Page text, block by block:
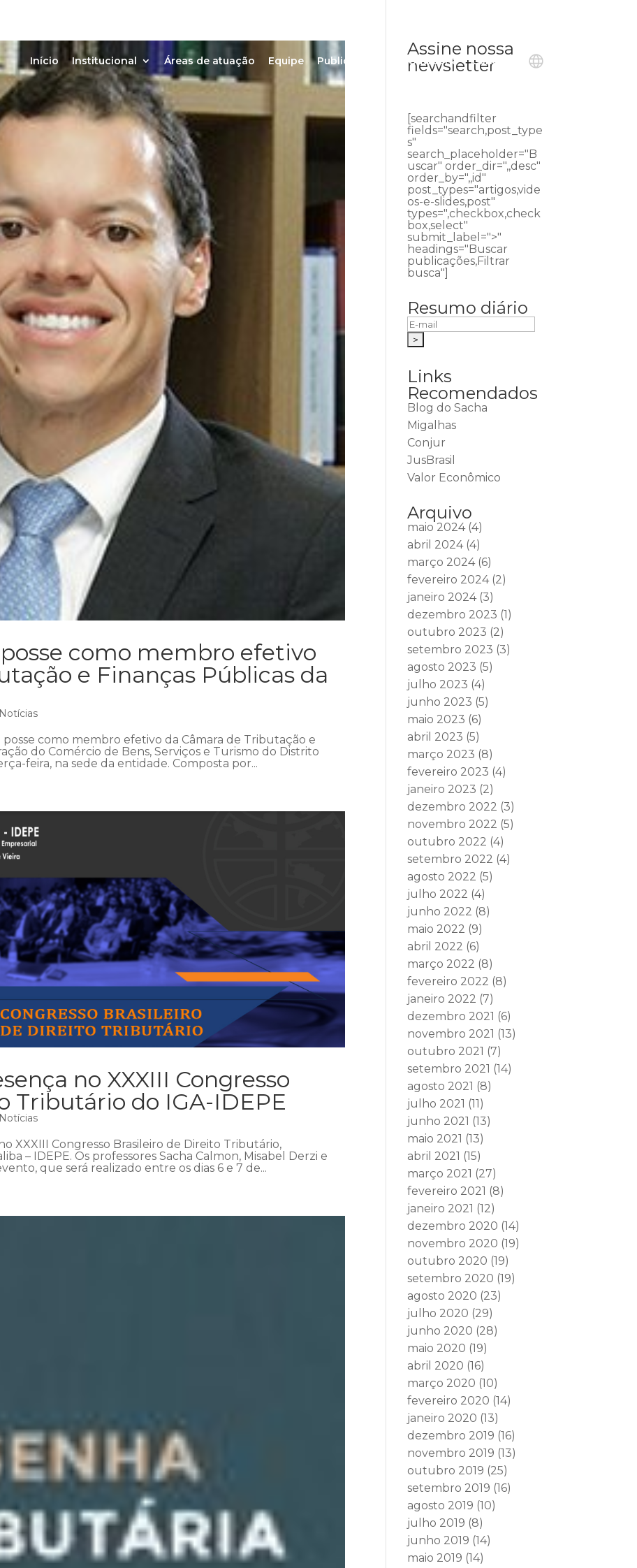
Início Institucional Áreas de atuação Equipe Publicações Ouvidoria Contato
como membro efetivo
e Finanças Públicas da
Notícias
como membro efetivo da Câmara de Tributação e
do Comércio de Bens, Serviços e Turismo do Distrito
feira, na sede da entidade. Composta por...
no XXXIII Congresso
Tributário do IGA-IDEPE
Notícias
XXXIII Congresso Brasileiro de Direito Tributário,
– IDEPE. Os professores Sacha Calmon, Misabel Derzi e
que será realizado entre os dias 6 e 7 de...
Assine nossa
newsletter
[searchandfilter
fields="search,post_type
s"
search_placeholder="B
uscar" order_dir=",,desc"
order_by=",,id"
post_types="artigos,vide
os-e-slides,post"
types=",checkbox,check
box,select"
submit_label=">"
headings="Buscar
publicações,Filtrar
busca"]
Resumo diário
Links
Recomendados
Blog do Sacha
Migalhas
Conjur
JusBrasil
Valor Econômico
Arquivo
maio 2024(4)
abril 2024(4)
março 2024(6)
fevereiro 2024(2)
janeiro 2024(3)
dezembro 2023 (1)
outubro 2023 (2)
setembro 2023 (3)
agosto 2023 (5)
julho 2023 (4)
junho 2023 (5)
maio 2023 (6)
abril 2023 (5)
março 2023 (8)
fevereiro 2023 (4)
janeiro 2023 (2)
dezembro 2022 (3)
novembro 2022 (5)
outubro 2022 (4)
setembro 2022 (4)
agosto 2022 (5)
julho 2022 (4)
junho 2022 (8)
maio 2022 (9)
abril 2022 (6)
março 2022 (8)
fevereiro 2022 (8)
janeiro 2022 (7)
dezembro 2021 (6)
novembro 2021 (13)
outubro 2021 (7)
setembro 2021 (14)
agosto 2021 (8)
julho 2021 (11)
junho 2021 (13)
maio 2021 (13)
abril 2021 (15)
março 2021 (27)
fevereiro 2021 (8)
janeiro 2021 (12)
dezembro 2020 (14)
novembro 2020 (19)
outubro 2020 (19)
setembro 2020 (19)
agosto 2020 (23)
julho 2020 (29)
junho 2020 (28)
maio 2020 (19)
abril 2020 (16)
março 2020 (10)
fevereiro 2020 (14)
janeiro 2020 (13)
dezembro 2019 (16)
novembro 2019 (13)
outubro 2019 (25)
setembro 2019 (16)
agosto 2019 (10)
julho 2019 (8)
junho 2019 (14)
maio 2019 (14)